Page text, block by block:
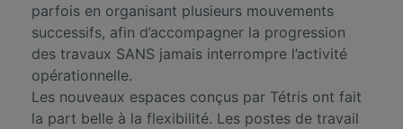
parfois en organisant plusieurs mouvements
successifs, afin d’accompagner la progression
des travaux SANS jamais interrompre l’activité
opérationnelle.
Les nouveaux espaces conçus par Tétris ont fait
la part belle à la flexibilité. Les postes de travail